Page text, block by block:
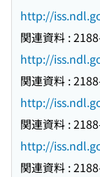
http://
関連資料 :
http://
関連資料 :
http://
関連資料 :
http://
関連資料 :